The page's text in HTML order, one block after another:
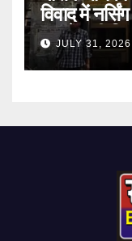
विवाद में
सामने,करी
JULY 31, 2026